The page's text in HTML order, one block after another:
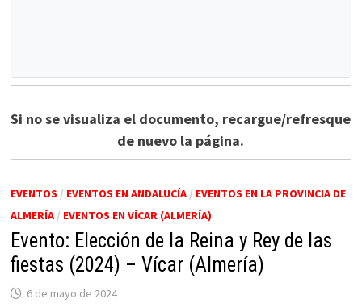
Si no se visualiza el documento, recargue/refresque
de nuevo la página.
EVENTOS / EVENTOS EN ANDALUCÍA/ EVENTOS EN LA PROVINCIA DE
ALMERÍA/ EVENTOS EN VÍCAR (ALMERÍA)
Evento: Elección de la Reina y Rey de las
fiestas (2024) – Vícar (Almería)
6 de mayo de 2024